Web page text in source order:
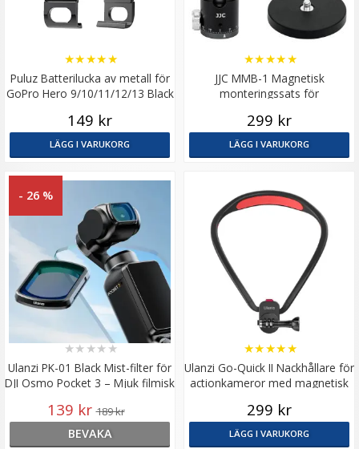
Puluz Batterilucka av metall för
GoPro Hero 9/10/11/12/13 Black
★★★★★
149 kr
LÄGG I VARUKORG
JJC MMB-1 Magnetisk
monteringssats för
★★★★★
299 kr
LÄGG I VARUKORG
- 26 %
Ulanzi PK-01 Black Mist-filter för
DJI Osmo Pocket 3 – Mjuk filmisk
★★ ★★★
139 kr 189 kr
BEVAKA
Ulanzi Go-Quick II Nackhållare för
actionkameror med magnetisk
★★★★★
299 kr
LÄGG I VARUKORG